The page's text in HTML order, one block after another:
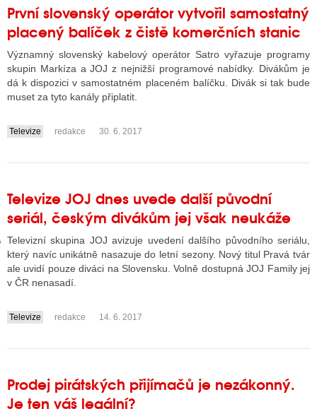
STÁT BLOGEREM
DISKUTÉRA NA RADIOTV
STARŠÍCH DISKUZÍ
První slovenský operátor vytvořil samostatný
placený balíček z čistě komerčních stanic
Významný slovenský kabelový operátor Satro vyřazuje programy
skupin Markíza a JOJ z nejnižší programové nabídky. Divákům je
dá k dispozici v samostatném placeném balíčku. Divák si tak bude
muset za tyto kanály připlatit.
....
Televize redakce 30. 6. 2017
Televize JOJ dnes uvede další původní
seriál, českým divákům jej však neukáže
Televizní skupina JOJ avizuje uvedení dalšího původního seriálu,
který navíc unikátně nasazuje do letní sezony. Nový titul Pravá tvár
ale uvidí pouze diváci na Slovensku. Volně dostupná JOJ Family jej
v ČR nenasadí.
....
Televize redakce 14. 6. 2017
Prodej pirátských přijímačů je nezákonný.
Je ten váš legální?